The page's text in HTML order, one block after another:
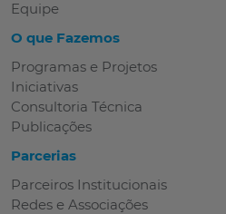
Equipe
O que Fazemos
Programas e Projetos
Iniciativas
Consultoria Técnica
Publicações
Parcerias
Parceiros Institucionais
Redes e Associações